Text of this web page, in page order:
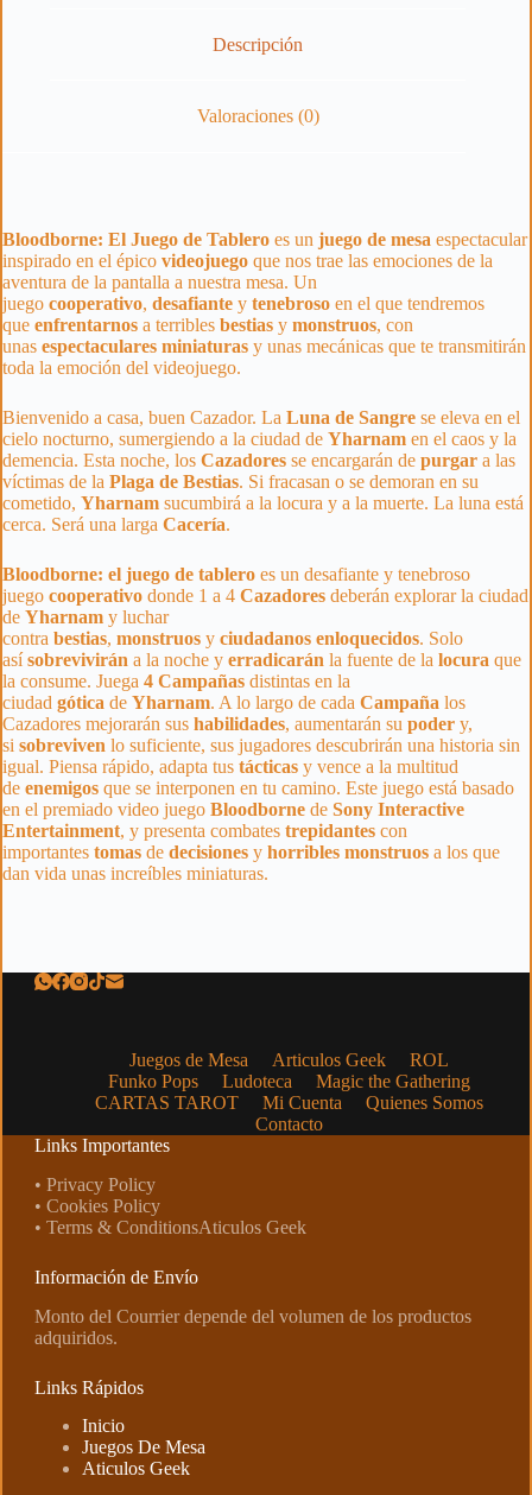
Descripción
Valoraciones (0)
Bloodborne: El Juego de Tablero es un juego de mesa espectacular
inspirado en el épico videojuego que nos trae las emociones de la
aventura de la pantalla a nuestra mesa. Un
juego cooperativo, desafiante y tenebroso en el que tendremos
que enfrentarnos a terribles bestias y monstruos, con
unas espectaculares miniaturas y unas mecánicas que te transmitirán
toda la emoción del videojuego.
Bienvenido a casa, buen Cazador. La Luna de Sangre se eleva en el
cielo nocturno, sumergiendo a la ciudad de Yharnam en el caos y la
demencia. Esta noche, los Cazadores se encargarán de purgar a las
víctimas de la Plaga de Bestias. Si fracasan o se demoran en su
cometido, Yharnam sucumbirá a la locura y a la muerte. La luna está
cerca. Será una larga Cacería.
Bloodborne: el juego de tablero es un desafiante y tenebroso
juego cooperativo donde 1 a 4 Cazadores deberán explorar la ciudad
de Yharnam y luchar
contra bestias, monstruos y ciudadanos enloquecidos. Solo
asísobrevivirán a la noche y erradicarán la fuente de la locura que
la consume. Juega 4 Campañas distintas en la
ciudad gótica de Yharnam. A lo largo de cada Campaña los
Cazadores mejorarán sus habilidades, aumentarán su poder y,
si sobreviven lo suficiente, sus jugadores descubrirán una historia sin
igual. Piensa rápido, adapta tus tácticas y vence a la multitud
de enemigos que se interponen en tu camino. Este juego está basado
en el premiado video juego Bloodborne de Sony Interactive
Entertainment, y presenta combates trepidantes con
importantes tomas de decisiones y horribles monstruos a los que
dan vida unas increíbles miniaturas.
Juegos de Mesa Articulos Geek
ROL
Funko Pops
Ludoteca
Magic the Gathering
CARTAS TAROT
Mi Cuenta
Quienes Somos
Contacto
Links Importantes
• Privacy Policy
• Cookies Policy
• Terms & ConditionsAticulos Geek
Información de Envío
Monto del Courrier depende del volumen de los productos
adquiridos.
Links Rápidos
Inicio
Juegos De Mesa
Aticulos Geek